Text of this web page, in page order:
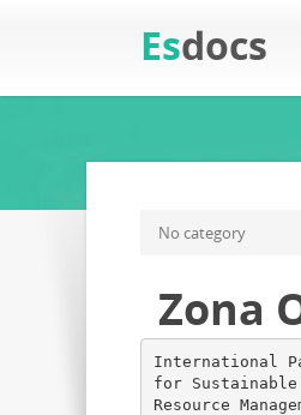
Esdocs
No category
Zona
International
for Sustainable
Resource